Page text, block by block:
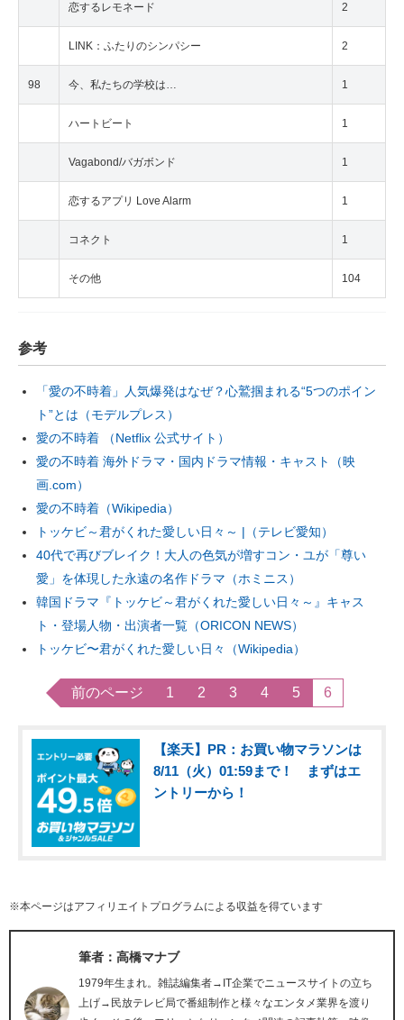
恋するレモネード 2
LINK：ふたりのシンパシー 2
98 今、私たちの学校は… 1
ハートビート 1
Vagabond/バガボンド 1
恋するアプリ Love Alarm 1
コネクト 1
その他 104
参考
「愛の不時着」人気爆発はなぜ？心鷲掴まれる“5つのポイン
ト”とは（モデルプレス）
愛の不時着 （Netflix 公式サイト）
愛の不時着 海外ドラマ・国内ドラマ情報・キャスト（映
画.com）
愛の不時着（Wikipedia）
トッケビ～君がくれた愛しい日々～ |（テレビ愛知）
40代で再びブレイク！大人の色気が増すコン・ユが「尊い
愛」を体現した永遠の名作ドラマ（ホミニス）
韓国ドラマ『トッケビ～君がくれた愛しい日々～』キャス
ト・登場人物・出演者一覧（ORICON NEWS）
トッケビ〜君がくれた愛しい日々（Wikipedia）
前のページ 1 2 3 4 5 6
【楽天】PR：お買い物マラソンは
8/11（火）01:59まで！ まずはエ
ントリーから！
※本ページはアフィリエイトプログラムによる収益を得ています
筆者：高橋マナブ
1979年生まれ。雑誌編集者→IT企業でニュースサイトの立ち
上げ→民放テレビ局で番組制作と様々なエンタメ業界を渡り